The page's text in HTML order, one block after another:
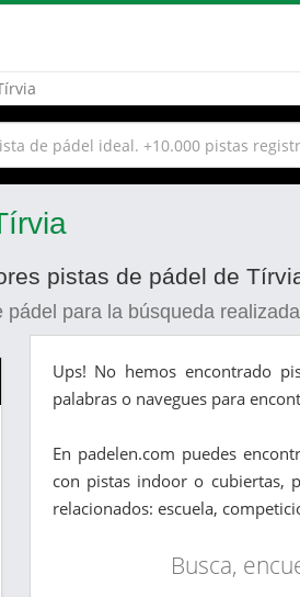
pistas de pádel de
para la búsqueda realizada
Ups! No hemos encontrado
palabras o navegues para
En padelen.com puedes
con pistas indoor o cubiertas,
relacionados: escuela,
Busca,